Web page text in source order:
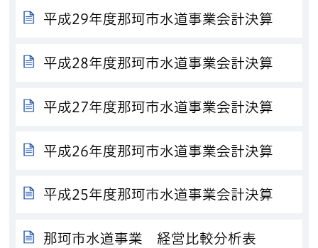
平成29年度那珂市水道事業会計決算
平成28年度那珂市水道事業会計決算
平成27年度那珂市水道事業会計決算
平成26年度那珂市水道事業会計決算
平成25年度那珂市水道事業会計決算
那珂市水道事業 経営比較分析表